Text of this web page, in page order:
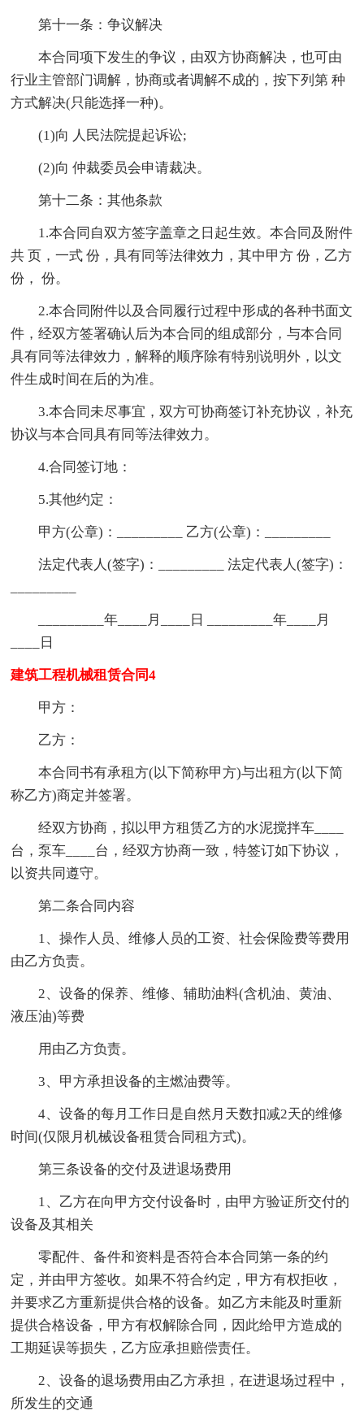
第十一条：争议解决
本合同项下发生的争议，由双方协商解决，也可由
行业主管部门调解，协商或者调解不成的，按下列第 种
方式解决(只能选择一种)。
(1)向 人民法院提起诉讼;
(2)向 仲裁委员会申请裁决。
第十二条：其他条款
1.本合同自双方签字盖章之日起生效。本合同及附件
共 页，一式 份，具有同等法律效力，其中甲方 份，乙方
份， 份。
2.本合同附件以及合同履行过程中形成的各种书面文
件，经双方签署确认后为本合同的组成部分，与本合同
具有同等法律效力，解释的顺序除有特别说明外，以文
件生成时间在后的为准。
3.本合同未尽事宜，双方可协商签订补充协议，补充
协议与本合同具有同等法律效力。
4.合同签订地：
5.其他约定：
甲方(公章)：_________ 乙方(公章)：_________
法定代表人(签字)：_________ 法定代表人(签字)：
_________年____月____日 _________年____月
____日
建筑工程机械租赁合同4
甲方：
乙方：
本合同书有承租方(以下简称甲方)与出租方(以下简
称乙方)商定并签署。
经双方协商，拟以甲方租赁乙方的水泥搅拌车____
台，泵车____台，经双方协商一致，特签订如下协议，
以资共同遵守。
第二条合同内容
1、操作人员、维修人员的工资、社会保险费等费用
由乙方负责。
2、设备的保养、维修、辅助油料(含机油、黄油、
液压油)等费
用由乙方负责。
3、甲方承担设备的主燃油费等。
4、设备的每月工作日是自然月天数扣减2天的维修
时间(仅限月机械设备租赁合同租方式)。
第三条设备的交付及进退场费用
1、乙方在向甲方交付设备时，由甲方验证所交付的
设备及其相关
零配件、备件和资料是否符合本合同第一条的约
定，并由甲方签收。如果不符合约定，甲方有权拒收，
并要求乙方重新提供合格的设备。如乙方未能及时重新
提供合格设备，甲方有权解除合同，因此给甲方造成的
工期延误等损失，乙方应承担赔偿责任。
2、设备的退场费用由乙方承担，在进退场过程中，
所发生的交通